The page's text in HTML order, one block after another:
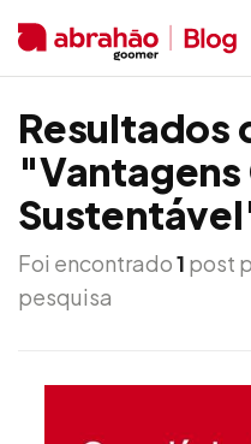
Resultados
Foi encontrado1 post
pesquisa